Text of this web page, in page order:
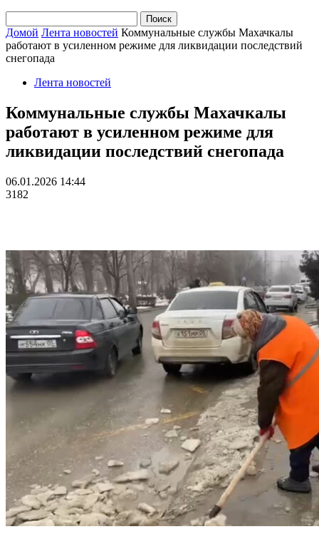
Домой Лента новостей Коммунальные службы Махачкалы
работают в усиленном режиме для ликвидации последствий
снегопада
Лента новостей
Коммунальные службы Махачкалы
работают в усиленном режиме для
ликвидации последствий снегопада
06.01.2026 14:44
3182